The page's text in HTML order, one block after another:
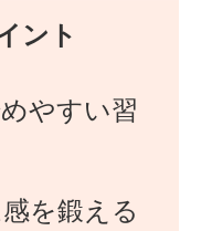
ント
やすい習
を鍛える